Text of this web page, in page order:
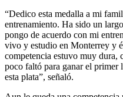
“Dedico esta medalla a mi
entrenamiento. Ha sido un
pongo de acuerdo con mi
vivo y estudio en Monterrey y
competencia estuvo muy dura,
poco faltó para ganar el primer
esta plata”, señaló.